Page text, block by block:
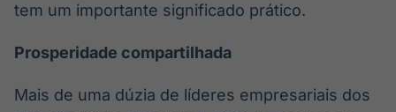
tem um importante significado prático.
Prosperidade compartilhada
Mais de uma dúzia de líderes empresariais dos